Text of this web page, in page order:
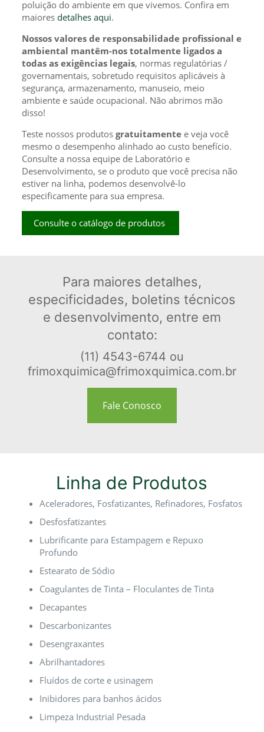
poluição do ambiente em que vivemos. Confira em
maiores detalhes aqui.
Nossos valores de responsabilidade profissional e
ambiental mantêm-nos totalmente ligados a
todas as exigências legais, normas regulatórias /
governamentais, sobretudo requisitos aplicáveis à
segurança, armazenamento, manuseio, meio
ambiente e saúde ocupacional. Não abrimos mão
disso!
Teste nossos produtos gratuitamentee veja você
mesmo o desempenho alinhado ao custo benefício.
Consulte a nossa equipe de Laboratório e
Desenvolvimento, se o produto que você precisa não
estiver na linha, podemos desenvolvê-lo
especificamente para sua empresa.
Consulte o catálogo de produtos
Para maiores detalhes,
especificidades, boletins técnicos
e desenvolvimento, entre em
contato:
(11) 4543-6744 ou
frimoxquimica@frimoxquimica.com.br
Fale Conosco
Linha de Produtos
Aceleradores, Fosfatizantes, Refinadores, Fosfatos
Desfosfatizantes
Lubrificante para Estampagem e Repuxo
Profundo
Estearato de Sódio
Coagulantes de Tinta – Floculantes de Tinta
Decapantes
Descarbonizantes
Desengraxantes
Abrilhantadores
Fluídos de corte e usinagem
Inibidores para banhos ácidos
Limpeza Industrial Pesada